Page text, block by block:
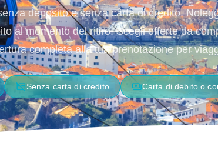
deposito e senza carta di credito.
al momento del ritiro. Scegli offerte da
completa alla tua prenotazione per
credit_card_offSenza carta di credito paymentsCarta di debito o